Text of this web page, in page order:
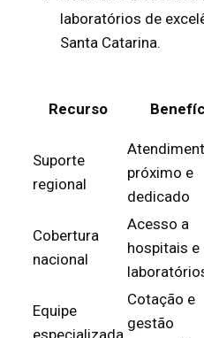
laboratórios de
Santa Catarina.
Recurso
Suporte
regional
próximo e
dedicado
Cobertura
nacional
Acesso a
hospitais e
Equipe
especializada
Cotação e
gestão